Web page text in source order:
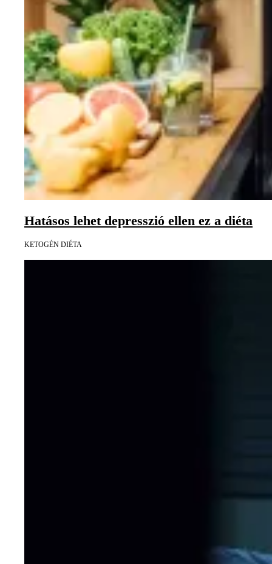
Hatásos lehet depresszió ellen ez a diéta
KETOGÉN DIÉTA